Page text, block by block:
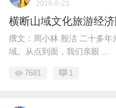
2016-8-23
横断山域文化旅游经
撰文：周小林 殷洁 二十多
域。从点到面，我们亲眼 ...
7681 1